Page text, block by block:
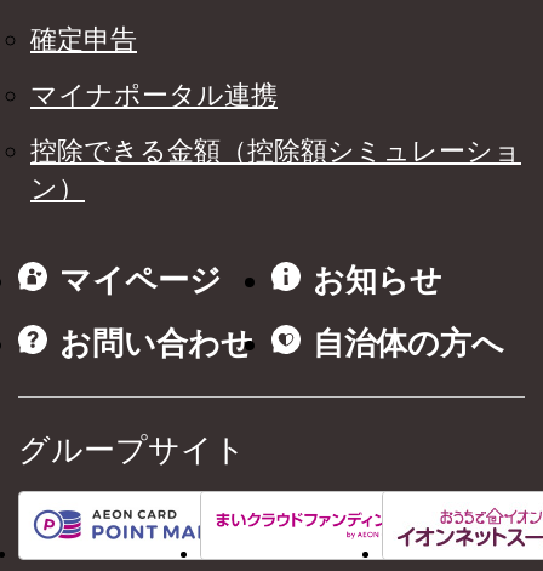
確定申告
マイナポータル連携
控除できる金額（控除額シミュレーショ
ン）
マイページ
お知らせ
お問い合わせ
自治体の方へ
グループサイト